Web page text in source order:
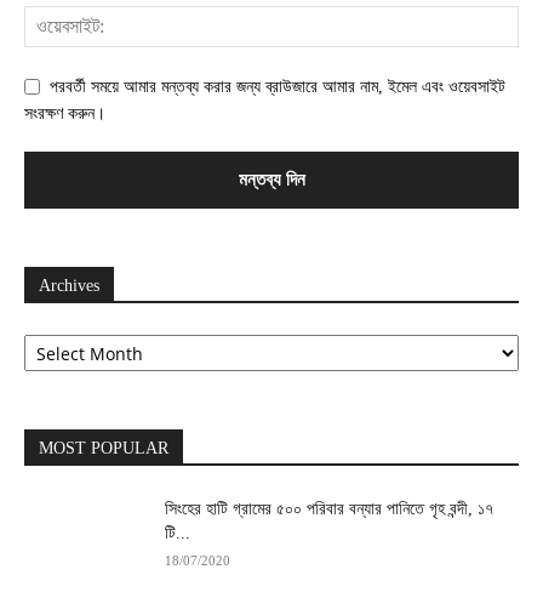
পরবর্তী সময়ে আমার মন্তব্য করার জন্য ব্রাউজারে আমার নাম, ইমেল এবং ওয়েবসাইট
সংরক্ষণ করুন।
Archives
Archives
MOST POPULAR
সিংহের হাটি গ্রামের ৫০০ পরিবার বন্যার পানিতে গৃহ বন্দী, ১৭
টি...
18/07/2020